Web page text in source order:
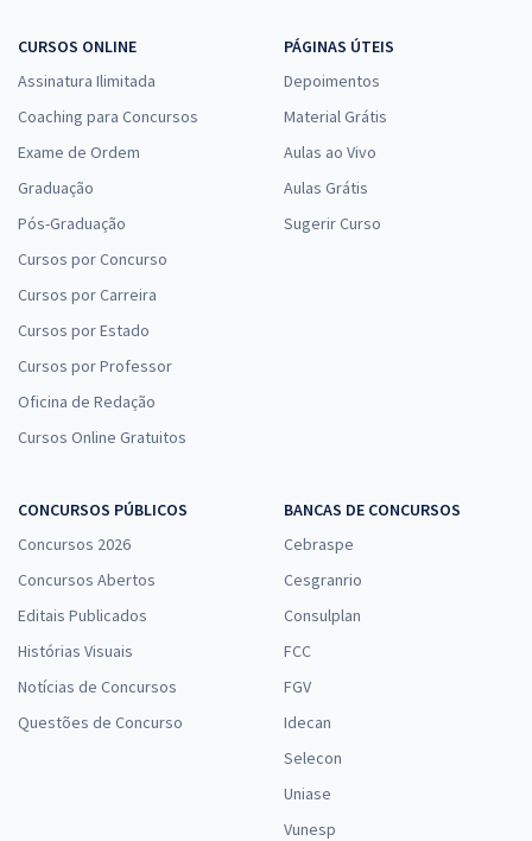
CURSOS ONLINE
Assinatura Ilimitada
Coaching para Concursos
Exame de Ordem
Graduação
Pós-Graduação
Cursos por Concurso
Cursos por Carreira
Cursos por Estado
Cursos por Professor
Oficina de Redação
Cursos Online Gratuitos
PÁGINAS ÚTEIS
Depoimentos
Material Grátis
Aulas ao Vivo
Aulas Grátis
Sugerir Curso
CONCURSOS PÚBLICOS
Concursos 2026
Concursos Abertos
Editais Publicados
Histórias Visuais
Notícias de Concursos
Questões de Concurso
BANCAS DE CONCURSOS
Cebraspe
Cesgranrio
Consulplan
FCC
FGV
Idecan
Selecon
Uniase
Vunesp